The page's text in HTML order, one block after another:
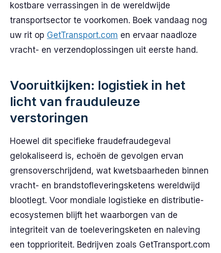
kostbare verrassingen in de wereldwijde
transportsector te voorkomen. Boek vandaag nog
uw rit op GetTransport.com en ervaar naadloze
vracht- en verzendoplossingen uit eerste hand.
Vooruitkijken: logistiek in het
licht van frauduleuze
verstoringen
Hoewel dit specifieke fraudefraudegeval
gelokaliseerd is, echoën de gevolgen ervan
grensoverschrijdend, wat kwetsbaarheden binnen
vracht- en brandstofleveringsketens wereldwijd
blootlegt. Voor mondiale logistieke en distributie-
ecosystemen blijft het waarborgen van de
integriteit van de toeleveringsketen en naleving
een topprioriteit. Bedrijven zoals GetTransport.com